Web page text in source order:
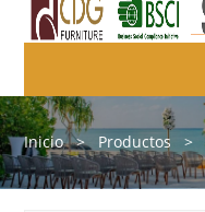
Inicio > Productos >